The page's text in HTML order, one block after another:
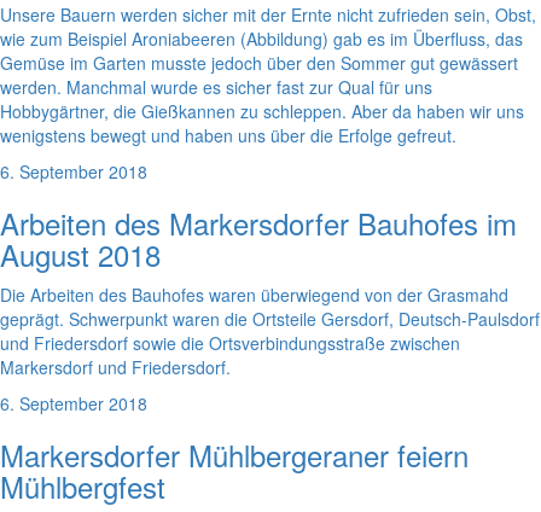
Unsere Bauern werden sicher mit der Ernte nicht zufrieden sein, Obst,
wie zum Beispiel Aroniabeeren (Abbildung) gab es im Überfluss, das
Gemüse im Garten musste jedoch über den Sommer gut gewässert
werden. Manchmal wurde es sicher fast zur Qual für uns
Hobbygärtner, die Gießkannen zu schleppen. Aber da haben wir uns
wenigstens bewegt und haben uns über die Erfolge gefreut.
6. September 2018
Arbeiten des Markersdorfer Bauhofes im
August 2018
Die Arbeiten des Bauhofes waren überwiegend von der Grasmahd
geprägt. Schwerpunkt waren die Ortsteile Gersdorf, Deutsch-Paulsdorf
und Friedersdorf sowie die Ortsverbindungsstraße zwischen
Markersdorf und Friedersdorf.
6. September 2018
Markersdorfer Mühlbergeraner feiern
Mühlbergfest